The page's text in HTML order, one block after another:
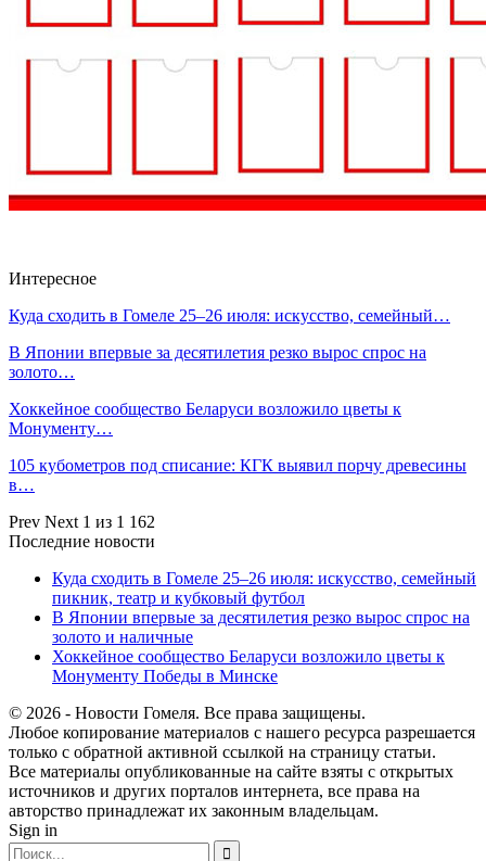
Интересное
Куда сходить в Гомеле 25–26 июля: искусство, семейный…
В Японии впервые за десятилетия резко вырос спрос на
золото…
Хоккейное сообщество Беларуси возложило цветы к
Монументу…
105 кубометров под списание: КГК выявил порчу древесины
в…
Prev Next 1 из 1 162
Последние новости
Куда сходить в Гомеле 25–26 июля: искусство, семейный
пикник, театр и кубковый футбол
В Японии впервые за десятилетия резко вырос спрос на
золото и наличные
Хоккейное сообщество Беларуси возложило цветы к
Монументу Победы в Минске
© 2026 - Новости Гомеля. Все права защищены.
Любое копирование материалов с нашего ресурса разрешается
только с обратной активной ссылкой на страницу статьи.
Все материалы опубликованные на сайте взяты с открытых
источников и других порталов интернета, все права на
авторство принадлежат их законным владельцам.
Sign in